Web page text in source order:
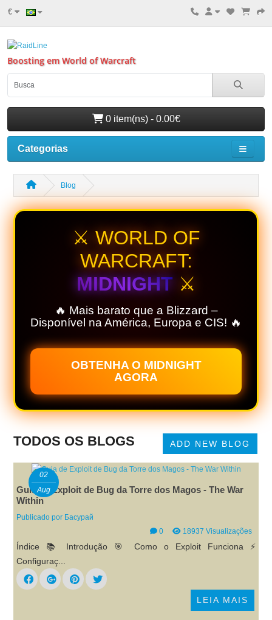
€
Boosting em World of Warcraft
0 item(ns) - 0.00€
Categorias
Blog
⚔️ WORLD OF
WARCRAFT:
MIDNIGHT⚔️
🔥 Mais barato que a Blizzard –
Disponível na América, Europa e CIS! 🔥
OBTENHA O MIDNIGHT
AGORA
TODOS OS BLOGS ADD NEW BLOG
02
Aug
Guia de Exploit de Bug da Torre dos Magos - The War
Within
Publicado por Басурай
0
18937 Visualizações
Índice 📚 Introdução 🎯 Como o Exploit Funciona ⚡
Configuraç...
LEIA MAIS